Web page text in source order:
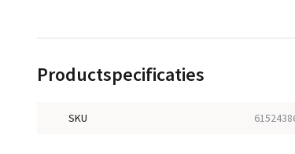
Productspecificaties
SKU